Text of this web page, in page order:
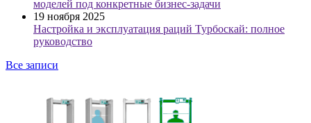
моделей под конкретные бизнес-задачи
19 ноября 2025
Настройка и эксплуатация раций Турбоскай: полное
руководство
Все записи